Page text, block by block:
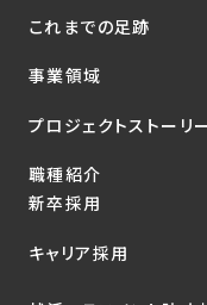
これまでの足跡
事業領域
プロジェクトストーリ
職種紹介
新卒採用
キャリア採用